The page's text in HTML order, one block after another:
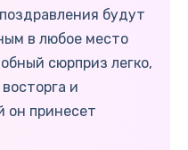
будут
в любое место
сюрприз легко,
и
он принесет